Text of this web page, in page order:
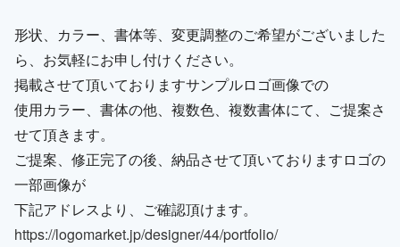
形状、カラー、書体等、変更調整のご希望がございました
ら、お気軽にお申し付けください。
掲載させて頂いておりますサンプルロゴ画像での
使用カラー、書体の他、複数色、複数書体にて、ご提案さ
せて頂きます。
ご提案、修正完了の後、納品させて頂いておりますロゴの
一部画像が
下記アドレスより、ご確認頂けます。
https://logomarket.jp/designer/44/portfolio/